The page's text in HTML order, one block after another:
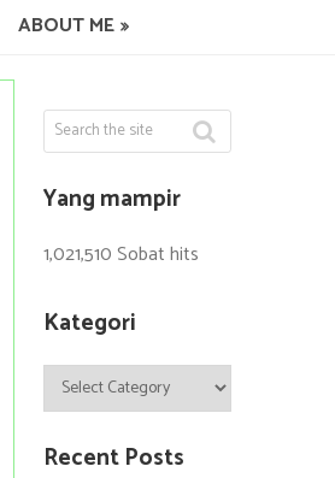
ABOUT ME
Yang mampir
1,021,510 Sobat hits
Kategori
Kategori
Recent Posts